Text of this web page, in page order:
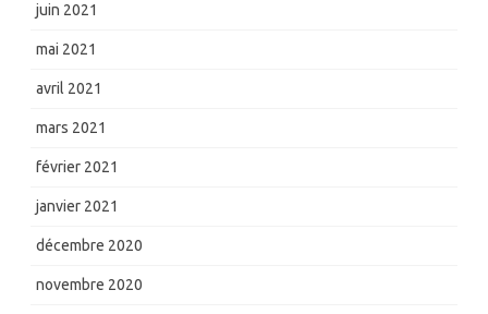
juin 2021
mai 2021
avril 2021
mars 2021
février 2021
janvier 2021
décembre 2020
novembre 2020